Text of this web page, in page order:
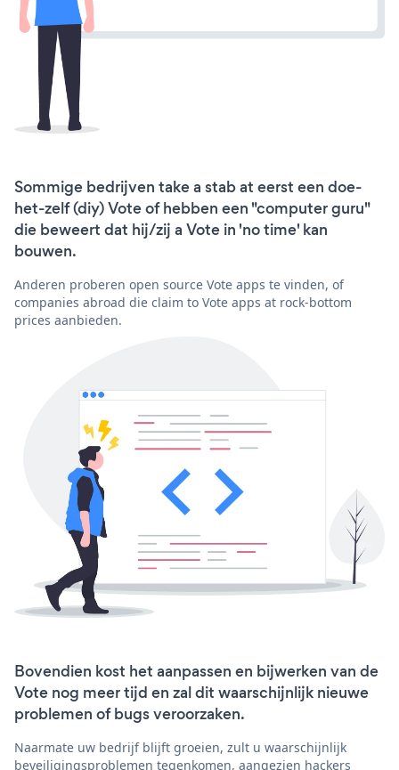
Sommige bedrijven take a stab at eerst een doe-
het-zelf (diy) Vote of hebben een "computer guru"
die beweert dat hij/zij a Vote in 'no time' kan
bouwen.
Anderen proberen open source Vote apps te vinden, of
companies abroad die claim to Vote apps at rock-bottom
prices aanbieden.
Bovendien kost het aanpassen en bijwerken van de
Vote nog meer tijd en zal dit waarschijnlijk nieuwe
problemen of bugs veroorzaken.
Naarmate uw bedrijf blijft groeien, zult u waarschijnlijk
beveiligingsproblemen tegenkomen, aangezien hackers